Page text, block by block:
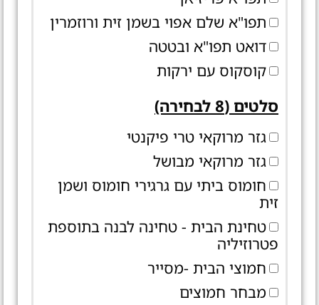
תפו"א שלם אפוי בשמן זית ורוזמרין
דואט תפו"א ובטטה
קוסקוס עם ירקות
סלטים (8 לבחירה)
גזר מרוקאי טרי פיקנטי
גזר מרוקאי מבושל
חומוס ביתי עם גרגירי חומוס ושמן
זית
טחינת הבית - טחינה לבנה בתוספת
פטרוזיליה
חמוצי הבית -מסייר
מבחר חמוצים